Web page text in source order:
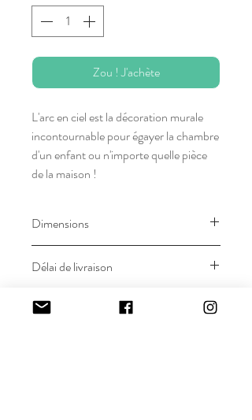
Zou ! J'achète
L'arc en ciel est la décoration murale
incontournable pour égayer la chambre
d'un enfant ou n'importe quelle pièce
de la maison !
Dimensions
Délai de livraison
Chaque objet étant fait main, le délai
d'expédition peut aller jusqu'à 15 jours.
Composition